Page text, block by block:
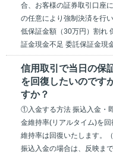
合、お客様の証券取引口座
の任意により強制決済を行
低保証金額（30万円）割れ
証金現金不足 委託保証金現
信用取引で当日の保
を回復したいのです
すか？
①入金する方法 振込入金・
金維持率(リアルタイム)を回
維持率は回復いたします。
振込入金の場合は、反映ま